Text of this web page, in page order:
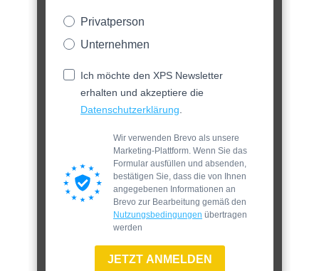
Privatperson
Unternehmen
Ich möchte den XPS Newsletter
erhalten und akzeptiere die
Datenschutzerklärung
Wir verwenden Brevo als unsere
Marketing-Plattform. Wenn Sie das
Formular ausfüllen und absenden,
bestätigen Sie, dass die von Ihnen
angegebenen Informationen an
Brevo zur Bearbeitung gemäß den
Nutzungsbedingungen übertragen
werden
JETZT ANMELDEN